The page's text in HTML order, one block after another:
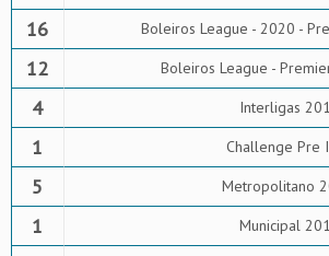
16 Boleiros League - 2020 -
12 Boleiros League -
4 Interligas
1 Challenge Pre
5 Metropolitano
1 Municipal